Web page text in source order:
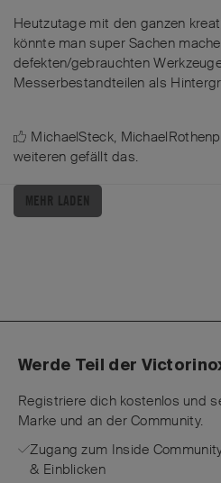
Heutzutage mit den ganzen
könnte man super Sachen
defekten/gebrauchten
Messerbestandteilen als
MichaelSteck,
weiteren gefällt das.
MEHR LADEN
Werde Teil der
Registriere dich kostenlos und
Marke und an der Community.
Zugang zum Inside
& Einblicken